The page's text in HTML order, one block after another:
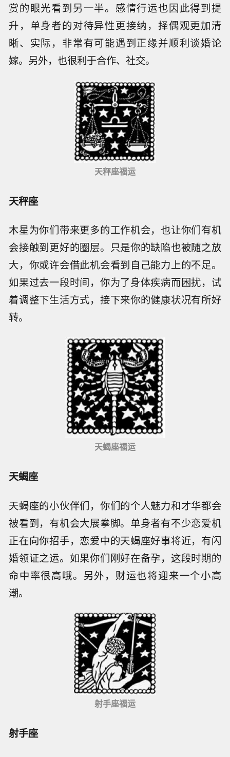
赏的眼光看到另一半。感情行运也因此得到提
升，单身者的对待异性更接纳，择偶观更加清
晰、实际，非常有可能遇到正缘并顺利谈婚论
嫁。另外，也很利于合作、社交。
天秤座福运
天秤座
木星为你们带来更多的工作机会，也让你们有机
会接触到更好的圈层。只是你的缺陷也被随之放
大，你或许会借此机会看到自己能力上的不足。
如果过去一段时间，你为了身体疾病而困扰，试
着调整下生活方式，接下来你的健康状况有所好
转。
天蝎座福运
天蝎座
天蝎座的小伙伴们，你们的个人魅力和才华都会
被看到，有机会大展拳脚。单身者有不少恋爱机
正在向你招手，恋爱中的天蝎座好事将近，有闪
婚领证之运。如果你们刚好在备孕，这段时期的
命中率很高哦。另外，财运也将迎来一个小高
潮。
射手座福运
射手座